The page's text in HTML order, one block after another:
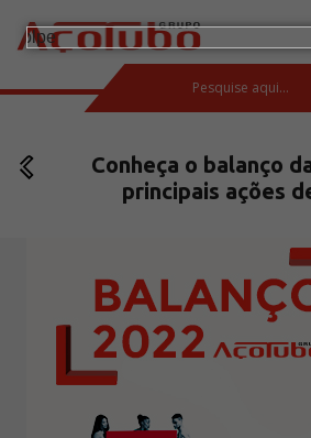
ESPAÇO DO CLIENTE
Barras de Aço Carbono
Conexões e flanges
Aços Inoxidáveis
Soluções integradas
Incotep – Sistemas de Ancoragem
Conheça o balanço
principais ações